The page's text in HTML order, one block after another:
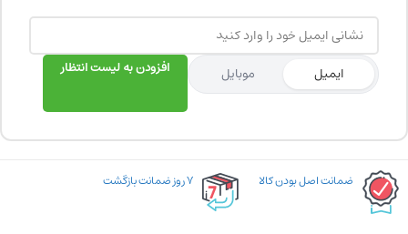
ایمیل موبایل افزودن به لیست انتظار
ضمانت اصل بودن کالا ۷ روز ضمانت بازگشت